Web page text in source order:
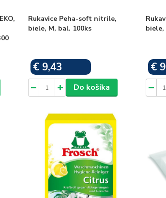
Rukavice Peha-soft nitrile,
biele, M, bal. 100ks
€ 9,43
Do košíka
biele,
€